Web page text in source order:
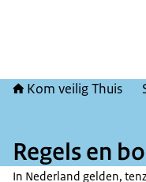
Kom veilig Thuis
Regels en
In Nederland gelden,